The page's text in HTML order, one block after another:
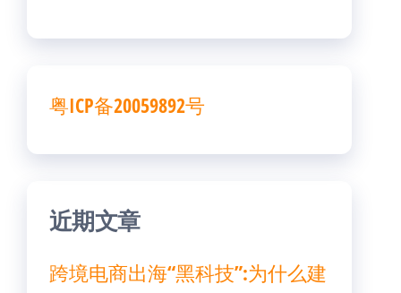
粤ICP备20059892号
近期文章
跨境电商出海“黑科技”:为什么建